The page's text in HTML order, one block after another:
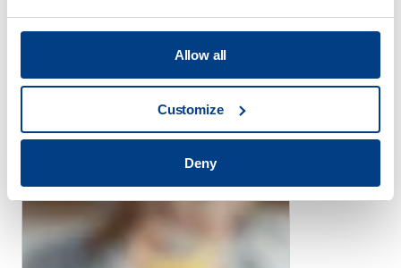
Allow all
Customize
Deny
金属AMのための熱間静水圧プレ
ス（HIP）